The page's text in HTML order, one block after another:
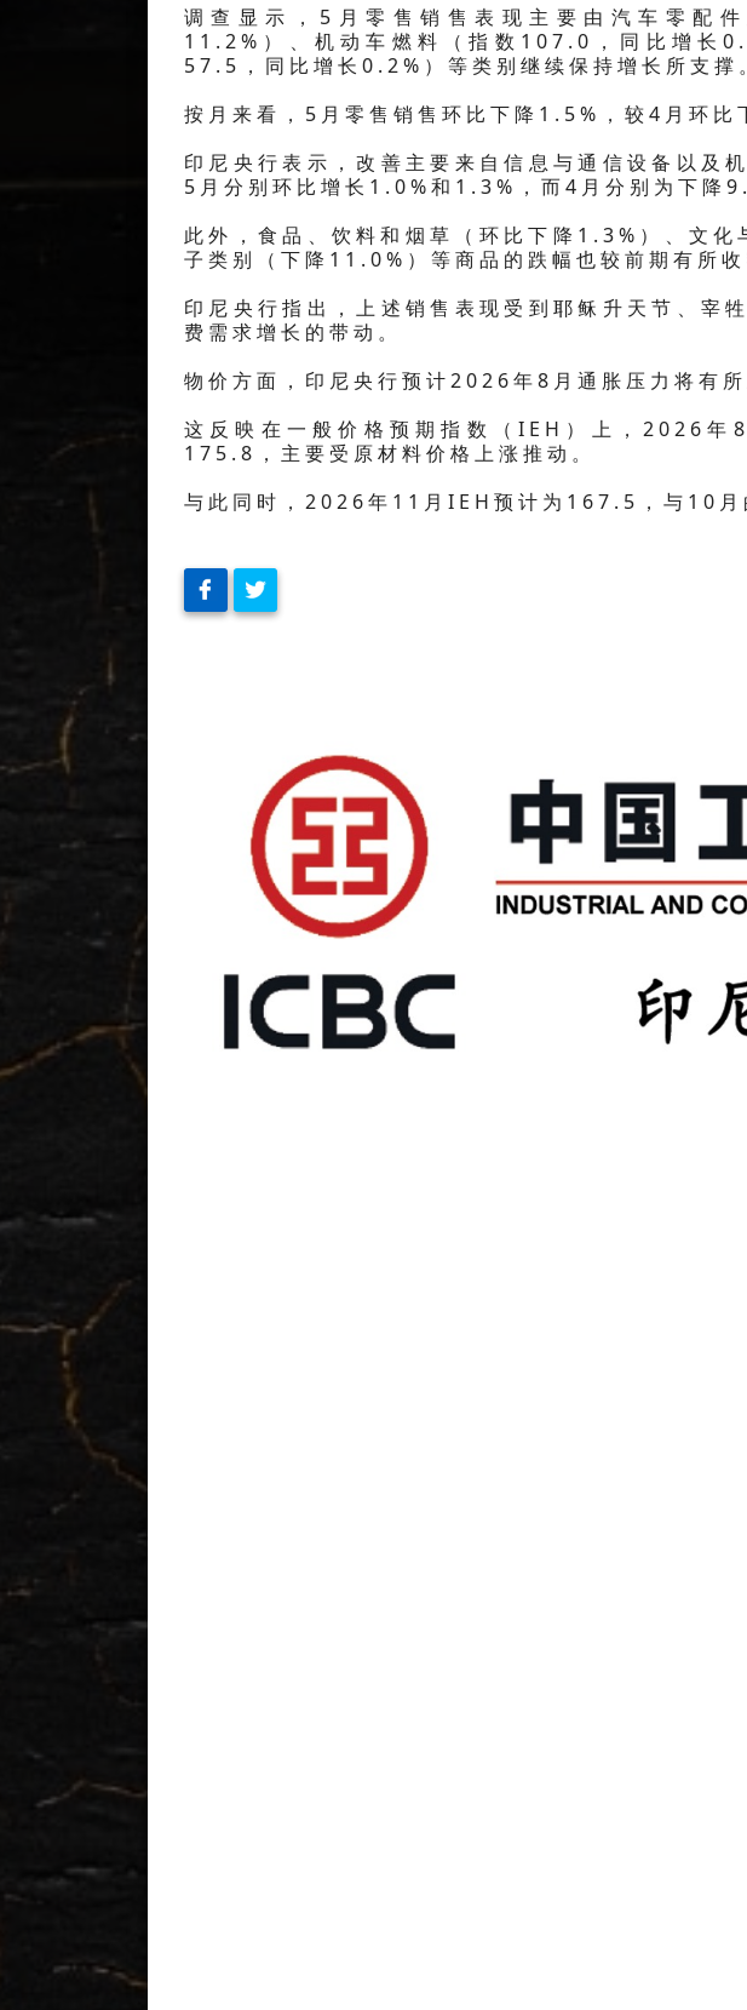
调查显示，5月零售销售表现主要由汽车零配
11.2%）、机动车燃料（指数107.0，同比增长
57.5，同比增长0.2%）等类别继续保持增长所支撑
按月来看，5月零售销售环比下降1.5%，较4月环比
印尼央行表示，改善主要来自信息与通信设备以及
5月分别环比增长1.0%和1.3%，而4月分别为下降
此外，食品、饮料和烟草（环比下降1.3%）、文
子类别（下降11.0%）等商品的跌幅也较前期有所收
印尼央行指出，上述销售表现受到耶稣升天节、宰
费需求增长的带动。
物价方面，印尼央行预计2026年8月通胀压力将有
这反映在一般价格预期指数（IEH）上，2026
175.8，主要受原材料价格上涨推动。
与此同时，2026年11月IEH预计为167.5，与10月